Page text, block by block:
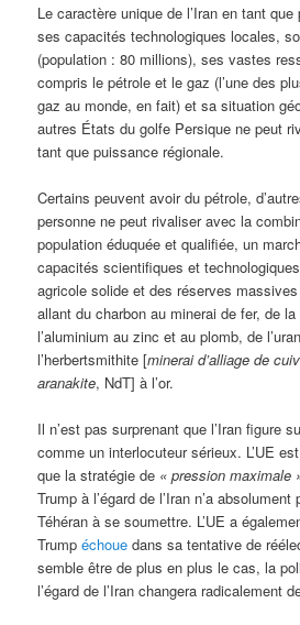
Le caractère unique de l’Iran en tant
ses capacités technologiques locales,
(population : 80 millions), ses vastes
compris le pétrole et le gaz (l’une des
gaz au monde, en fait) et sa situation
autres États du golfe Persique ne peut
tant que puissance régionale.
Certains peuvent avoir du pétrole,
personne ne peut rivaliser avec la
population éduquée et qualifiée, un
capacités scientifiques et
agricole solide et des réserves
allant du charbon au minerai de fer, de
l’aluminium au zinc et au plomb, de
l’herbertsmithite [minerai d’alliage de
aranakite, NdT] à l’or.
Il n’est pas surprenant que l’Iran figure
comme un interlocuteur sérieux. L’UE
que la stratégie de « pression maximale
Trump à l’égard de l’Iran n’a
Téhéran à se soumettre. L’UE a
Trumpéchoue dans sa tentative de
semble être de plus en plus le cas, la
l’égard de l’Iran changera radicalement